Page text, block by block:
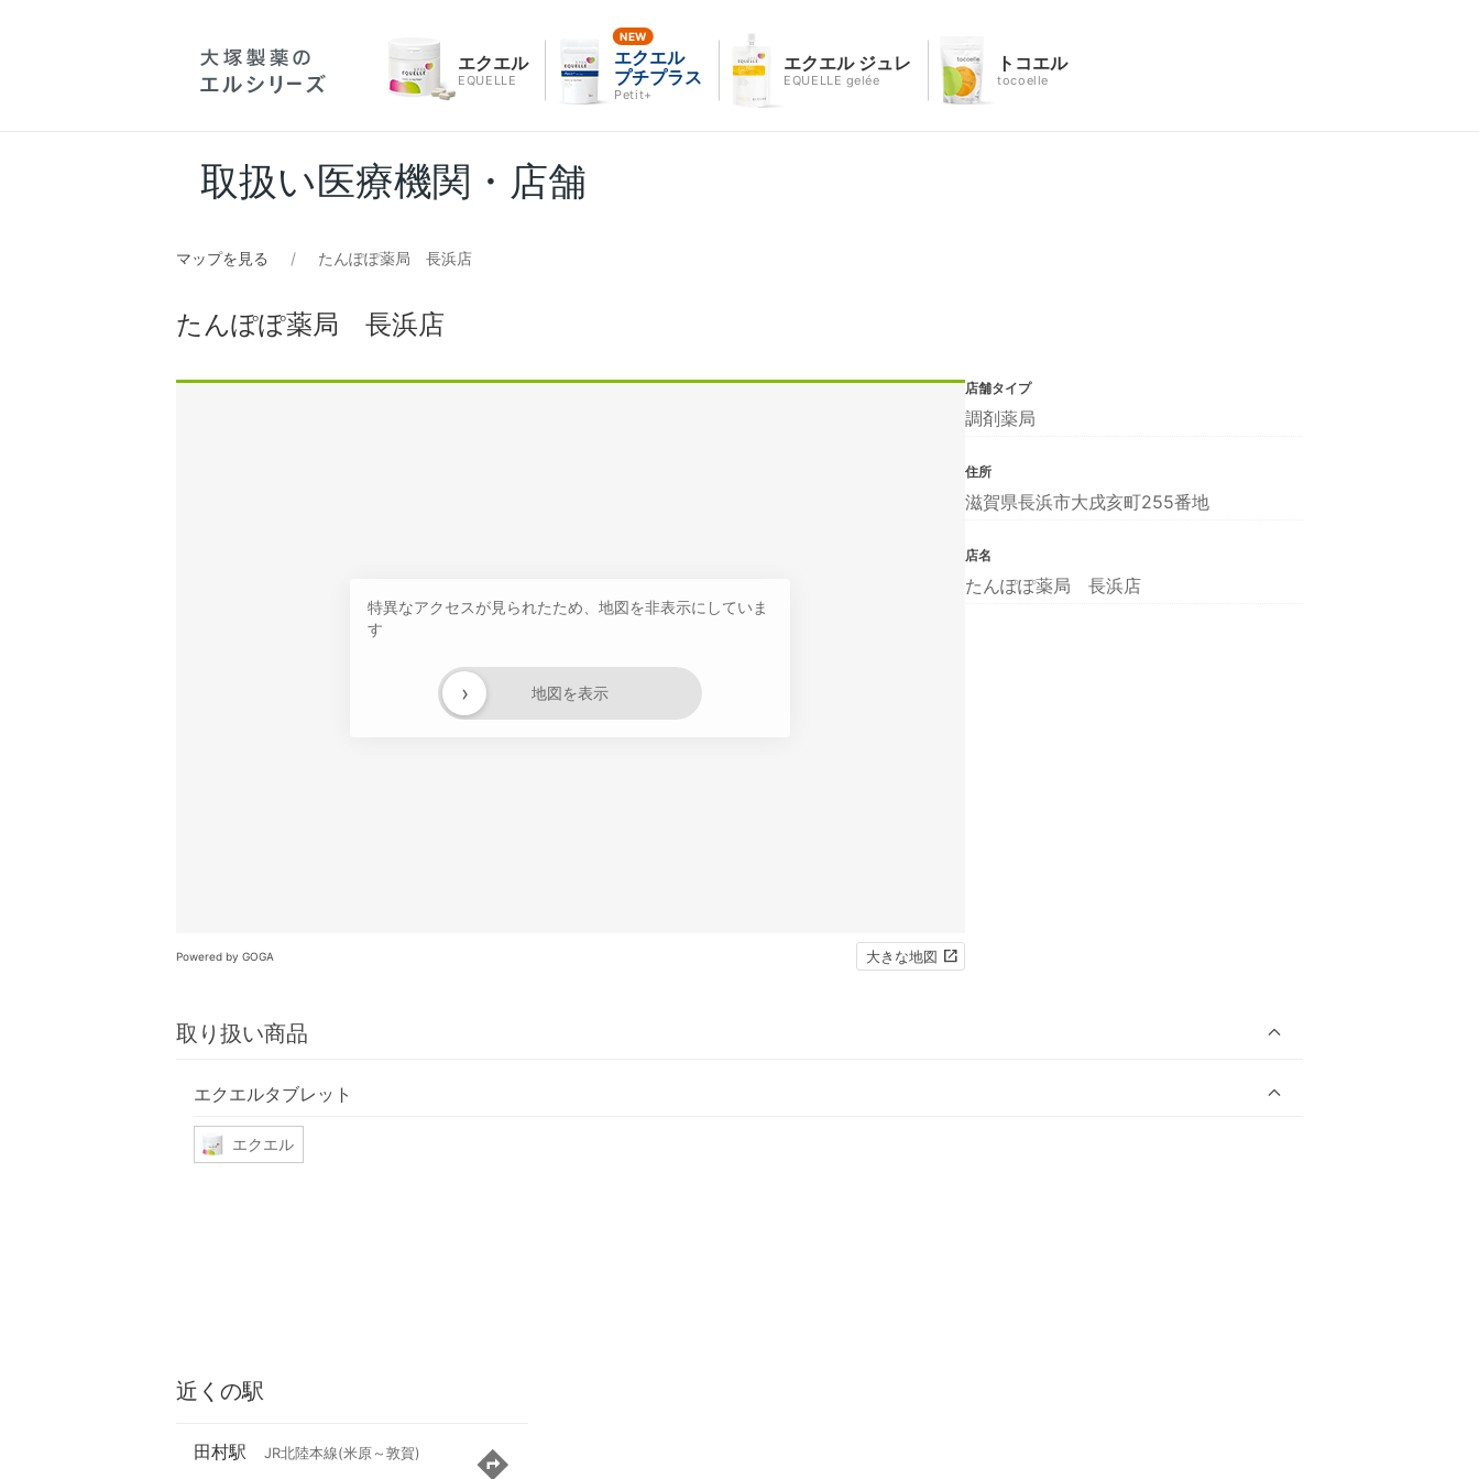
エクエル
EQUELLE
エクエル
プチプラス
Petit+
エクエル ジュレ
EQUELLE gelée
トコエル
tocoelle
取扱い医療機関・店舗
マップを見る たんぽぽ薬局 長浜店
たんぽぽ薬局 長浜店
特異なアクセスが見られたため、地図を非表示にしていま
す
地図を表示
›
Powered by GOGA 大きな地図
取り扱い商品
エクエルタブレット
エクエル
店舗タイプ
調剤薬局
住所
滋賀県長浜市大戌亥町255番地
店名
たんぽぽ薬局 長浜店
近くの駅
田村駅 JR北陸本線(米原～敦賀)